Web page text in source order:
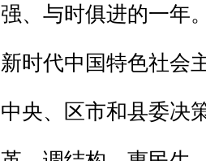
、与时俱进的一年
时代中国特色社会
央、区市和县委决